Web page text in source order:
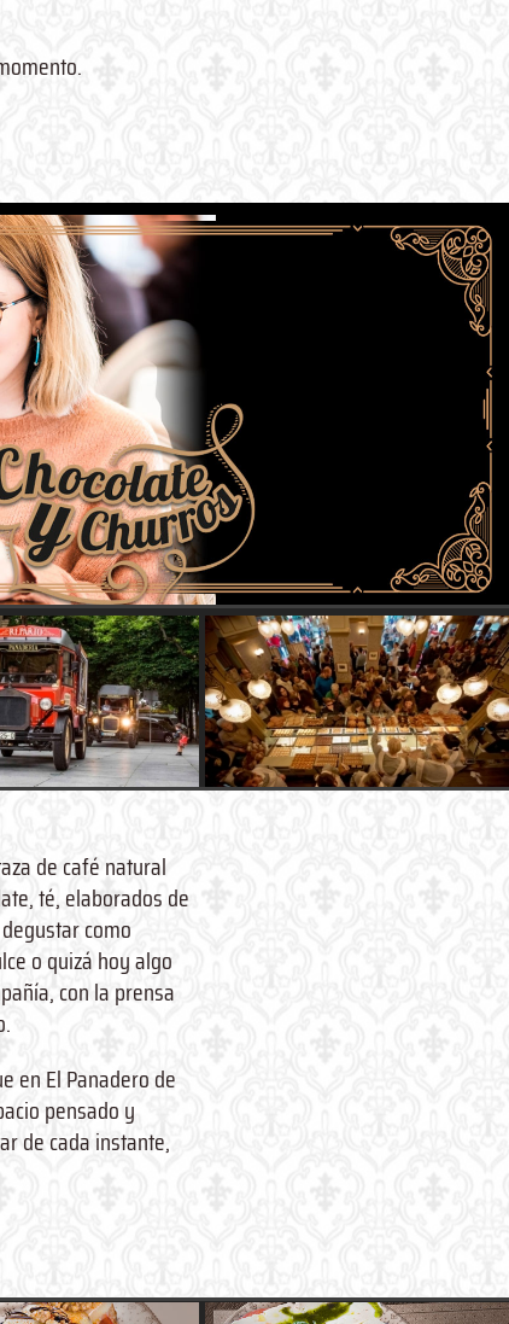
de café natural
té, elaborados de
como
o quizá hoy algo
con la prensa
en El Panadero de
pensado y
de cada instante,